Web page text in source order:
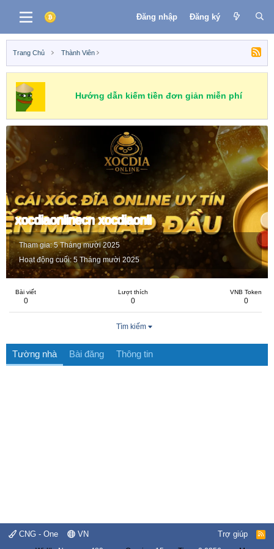
Đăng nhập Đăng ký
Trang Chủ Thành Viên
Hướng dẫn kiếm tiền đơn giản miễn phí
xocdiaonlinecn xocdiaonli
Tham gia 5 Tháng mười 2025
Hoạt động cuối 5 Tháng mười 2025
Bài viết
0
Lượt thích
0
VNB Token
0
Tìm kiếm
Tường nhà Bài đăng Thông tin
CNG - One VN Trợ giúp
R